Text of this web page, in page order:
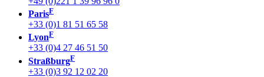
ParisF
+33 (0)1 81 51 65 58
LyonF
+33 (0)4 27 46 51 50
StraßburgF
+33 (0)3 92 12 02 20